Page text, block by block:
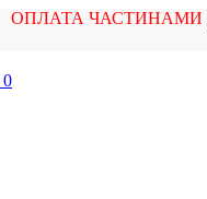
ОПЛАТА ЧАСТИНАМИ
0